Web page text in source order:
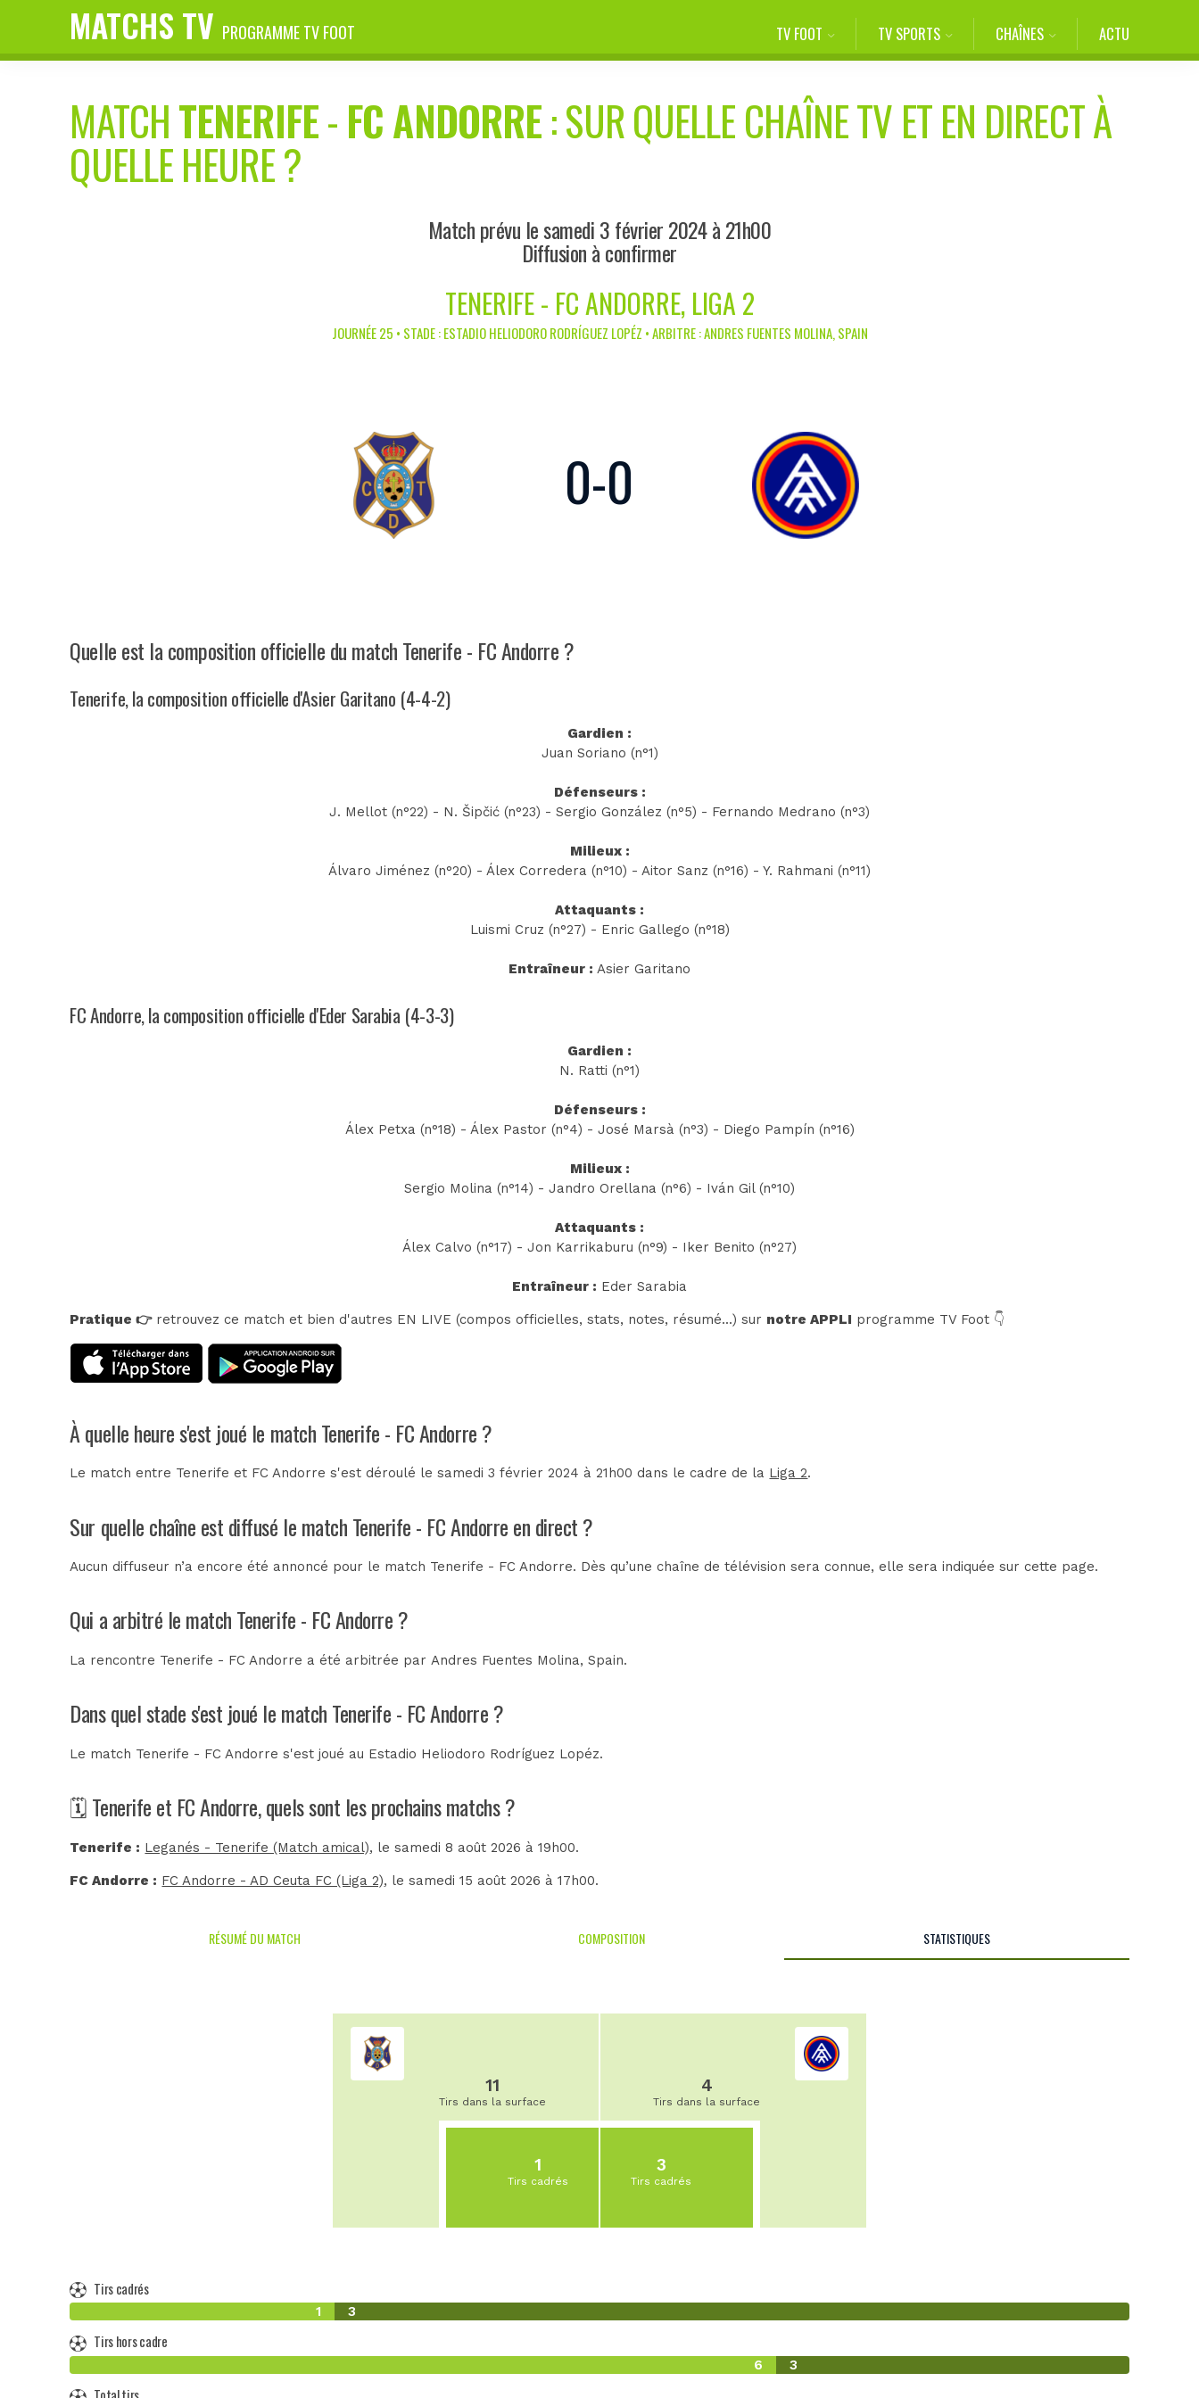
MATCHS TV PROGRAMME TV FOOT TV FOOT TV SPORTS CHAÎNES ACTU
MATCHTENERIFE-FC ANDORRE: SUR QUELLE CHAÎNE TV ET EN DIRECT À
QUELLE HEURE ?
Match prévu le samedi 3 février 2024 à 21h00
Diffusion à confirmer
TENERIFE - FC ANDORRE, LIGA 2
JOURNÉE 25 • STADE : ESTADIO HELIODORO RODRÍGUEZ LOPÉZ • ARBITRE : ANDRES FUENTES MOLINA, SPAIN
0-0
Quelle est la composition officielle du match Tenerife - FC Andorre ?
Tenerife, la composition officielle d'Asier Garitano (4-4-2)
Gardien :
Juan Soriano (n°1)
Défenseurs :
J. Mellot (n°22) - N. Šipčić (n°23) - Sergio González (n°5) - Fernando Medrano (n°3)
Milieux :
Álvaro Jiménez (n°20) - Álex Corredera (n°10) - Aitor Sanz (n°16) - Y. Rahmani (n°11)
Attaquants :
Luismi Cruz (n°27) - Enric Gallego (n°18)
Entraîneur : Asier Garitano
FC Andorre, la composition officielle d'Eder Sarabia (4-3-3)
Gardien :
N. Ratti (n°1)
Défenseurs :
Álex Petxa (n°18) - Álex Pastor (n°4) - José Marsà (n°3) - Diego Pampín (n°16)
Milieux :
Sergio Molina (n°14) - Jandro Orellana (n°6) - Iván Gil (n°10)
Attaquants :
Álex Calvo (n°17) - Jon Karrikaburu (n°9) - Iker Benito (n°27)
Entraîneur : Eder Sarabia
Pratique 👉retrouvez ce match et bien d'autres EN LIVE (compos officielles, stats, notes, résumé...) sur notre APPLI programme TV Foot 👇
À quelle heure s'est joué le match Tenerife - FC Andorre ?
Le match entre Tenerife et FC Andorre s'est déroulé le samedi 3 février 2024 à 21h00 dans le cadre de la Liga 2.
Sur quelle chaîne est diffusé le match Tenerife - FC Andorre en direct ?
Aucun diffuseur n’a encore été annoncé pour le match Tenerife - FC Andorre. Dès qu’une chaîne de télévision sera connue, elle sera indiquée sur cette page.
Qui a arbitré le match Tenerife - FC Andorre ?
La rencontre Tenerife - FC Andorre a été arbitrée parAndres Fuentes Molina, Spain.
Dans quel stade s'est joué le match Tenerife - FC Andorre ?
Le match Tenerife - FC Andorre s'est joué au Estadio Heliodoro Rodríguez Lopéz.
🗓️ Tenerife et FC Andorre, quels sont les prochains matchs ?
Tenerife : Leganés - Tenerife (Match amical), le samedi 8 août 2026 à 19h00.
FC Andorre : FC Andorre - AD Ceuta FC (Liga 2), le samedi 15 août 2026 à 17h00.
RÉSUMÉ DU MATCH COMPOSITION STATISTIQUES
11
Tirs dans la surface
1
Tirs cadrés
4
Tirs dans la surface
3
Tirs cadrés
Tirs cadrés
1 3
Tirs hors cadre
6 3